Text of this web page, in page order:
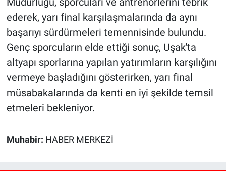
ederek, yarı final karşılaşmalarında da aynı
başarıyı sürdürmeleri temennisinde bulundu.
Genç sporcuların elde ettiği sonuç, Uşak'ta
altyapı sporlarına yapılan yatırımların karşılığını
vermeye başladığını gösterirken, yarı final
müsabakalarında da kenti en iyi şekilde temsil
etmeleri bekleniyor.
Muhabir: HABER MERKEZİ